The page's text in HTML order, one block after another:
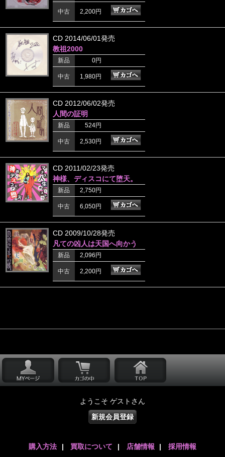
中古 2,200円
CD 2014/06/01発売
教祖2000
新品 0円
中古 1,980円
CD 2012/06/02発売
人間の証明
新品 524円
中古 2,530円
CD 2011/02/23発売
神様、ディスコにて堕天。
新品 2,750円
中古 6,050円
CD 2009/10/28発売
凡ての凶人は天国へ向かう
新品 2,096円
中古 2,200円
ようこそ ゲストさん
新規会員登録
購入方法 | 買取について | 店舗情報 | 採用情報